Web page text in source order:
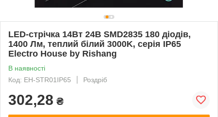
LED-стрічка 14Вт 24В SMD2835 180 діодів,
1400 Лм, теплий білий 3000K, серія IP65
Electro House by Rishang
В наявності
Код: EH-STR01IP65
Роздріб
302,28 ₴